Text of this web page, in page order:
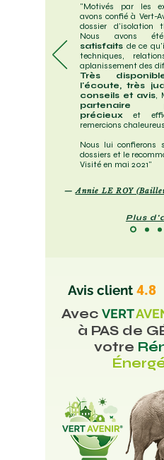
"Motivés par les
avons confié à Vert-
dossier d'isolation
Nous avons
satisfaits de ce
techniques,
aplanissement des
Très
l'écoute, très
conseils et avis,
partenaire
précieux et
remercions
Nous lui confierons
dossiers et le
Visité en mai 2021"
—Annie LE ROY
Plus
Avis client 4.8
Avec VERT
à PAS de
votre